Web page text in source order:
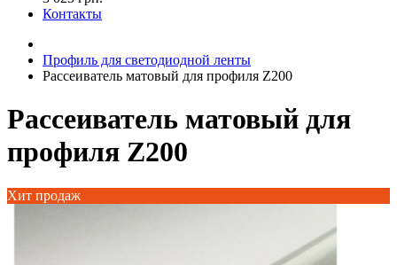
Контакты
Профиль для светодиодной ленты
Рассеиватель матовый для профиля Z200
Рассеиватель матовый для
профиля Z200
Хит продаж